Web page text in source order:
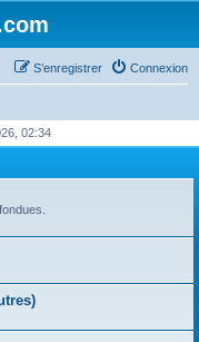
Connexion
S’enregistrer
02:34